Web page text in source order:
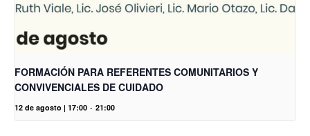
FORMACIÓN PARA REFERENTES COMUNITARIOS Y
CONVIVENCIALES DE CUIDADO
12 de agosto | 17:00 - 21:00